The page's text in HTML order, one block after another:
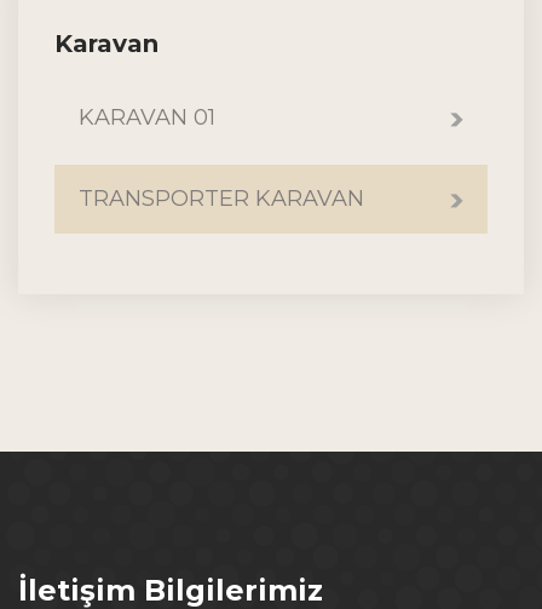
Karavan
KARAVAN 01
TRANSPORTER KARAVAN
İletişim Bilgilerimiz